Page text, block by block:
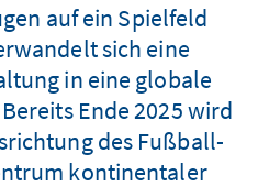
auf ein Spielfeld
sich eine
in eine globale
Ende 2025 wird
des Fußball-
kontinentaler